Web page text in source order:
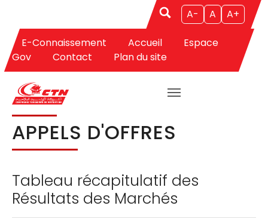
Aller au contenu principal
A- A A+
E-Connaissement Accueil
Espace
Gov
Contact Plan du site
Vous êtes ici:
CTN Appels d'Offres Appels d'Offres
APPELS D'OFFRES
Tableau récapitulatif des
Résultats des Marchés